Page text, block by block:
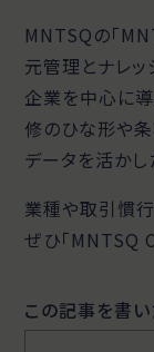
MNTSQの「
元管理とナレッ
企業を中心に
修のひな形や
データを活かし
業種や取引慣
ぜひ「MNTSQ
この記事を書